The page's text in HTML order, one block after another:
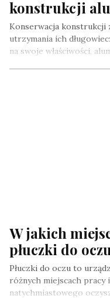
konstrukcji
Konserwacja konstrukcji
utrzymania ich
na swoje właściwości,
W jakich
płuczki do
Płuczki do oczu to
różnych miejscach pracy
natychmiastowego